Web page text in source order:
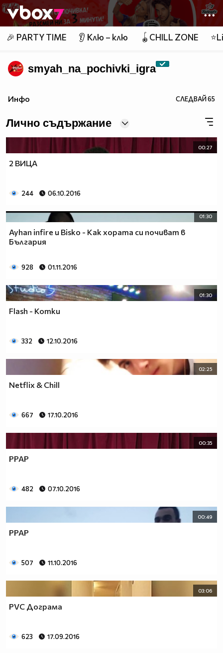
Member of
👾
🎉 PARTY TIME 👂 Клю – клю 🪀CHILL ZONE
smyah_na_pochivki_igra
Инфо СЛЕДВАЙ65
Лично съдържание
00:27
2 ВИЦА
244 06.10.2016
01:30
Ayhan infire и Bisko - Как хората си почиват в
България
928 01.11.2016
01:30
Flash - Котки
332 12.10.2016
02:25
Netflix & Chill
667 17.10.2016
00:35
PPAP
482 07.10.2016
00:49
PPAP
507 11.10.2016
03:06
PVC Дограма
623 17.09.2016